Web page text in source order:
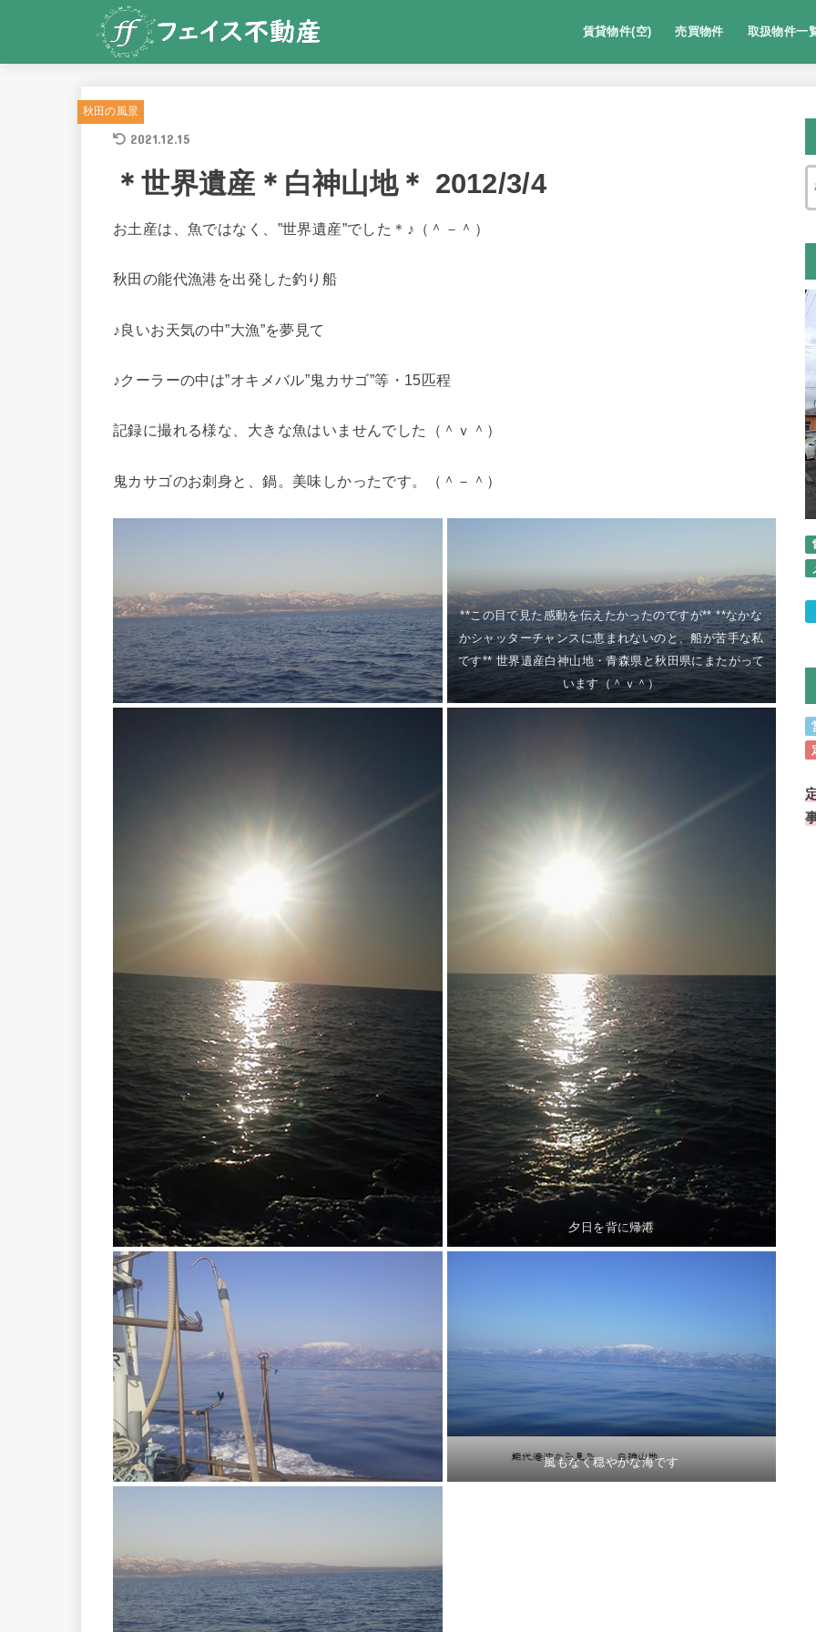
賃貸物件(空)
アパート/マンション/貸家
ペット可
駐車場
店舗
売買物件 取扱物件一
秋田の風景
2021.12.15
＊世界遺産＊白神山地＊ 2012/3/4
お土産は、魚ではなく、”世界遺産”でした＊♪（＾－＾）
秋田の能代漁港を出発した釣り船
♪良いお天気の中”大漁”を夢見て
♪クーラーの中は”オキメバル”鬼カサゴ”等・15匹程
記録に撮れる様な、大きな魚はいませんでした（＾ｖ＾）
鬼カサゴのお刺身と、鍋。美味しかったです。（＾－＾）
**この目で見た感動を伝えたかったのですが** **なかな
かシャッターチャンスに恵まれないのと、船が苦手な私
です** 世界遺産白神山地・青森県と秋田県にまたがって
います（＾ｖ＾）
夕日を背に帰港
風もなく穏やかな海です